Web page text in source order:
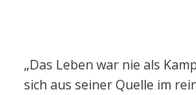
„Das Leben war nie als
sich aus seiner Quelle im